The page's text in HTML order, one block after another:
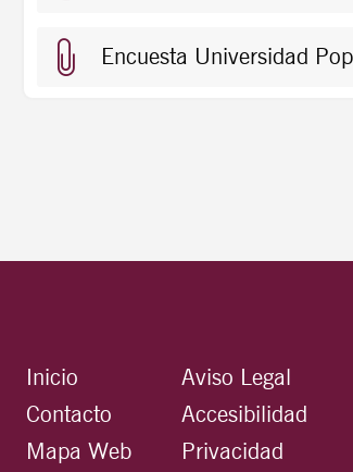
Encuesta Universidad
Inicio
Contacto
Mapa Web
Aviso Legal
Accesibilidad
Privacidad